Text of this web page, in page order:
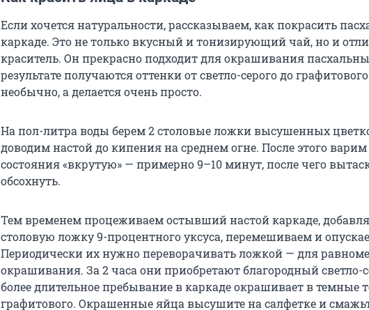
Если хочется натуральности, рассказываем, как покрасить
каркаде. Это не только вкусный и тонизирующий чай, но и
краситель. Он прекрасно подходит для окрашивания
результате получаются оттенки от светло-серого до
необычно, а делается очень просто.
На пол-литра воды берем 2 столовые ложки высушенных
доводим настой до кипения на среднем огне. После этого
состояния «вкрутую» — примерно 9–10 минут, после чего
обсохнуть.
Тем временем процеживаем остывший настой каркаде,
столовую ложку 9-процентного уксуса, перемешиваем и
Периодически их нужно переворачивать ложкой — для
окрашивания. За 2 часа они приобретают благородный светло-
более длительное пребывание в каркаде окрашивает в темные
графитового. Окрашенные яйца высушите на салфетке и